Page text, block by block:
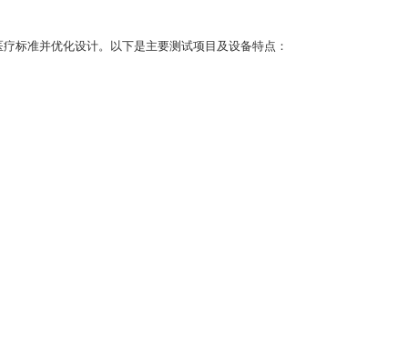
标准并优化设计。以下是主要测试项目及设备特点：